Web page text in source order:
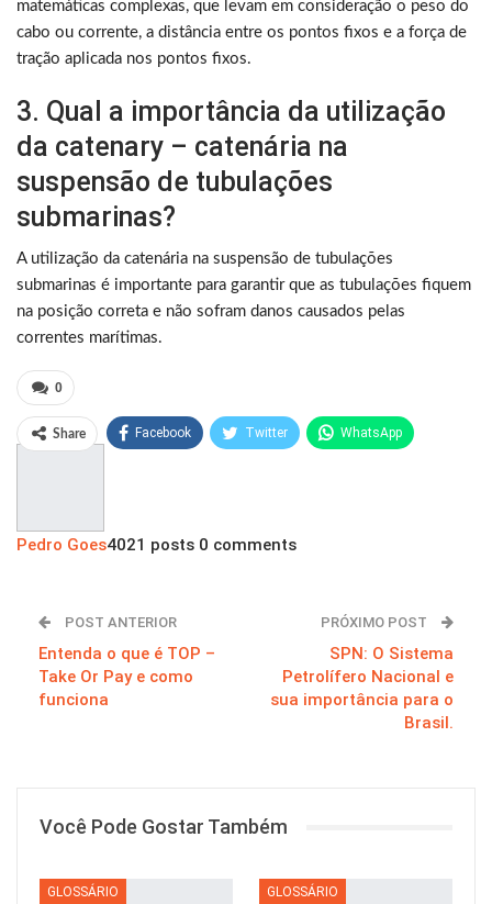
matemáticas complexas, que levam em consideração o peso do
cabo ou corrente, a distância entre os pontos fixos e a força de
tração aplicada nos pontos fixos.
3. Qual a importância da utilização
da catenary – catenária na
suspensão de tubulações
submarinas?
A utilização da catenária na suspensão de tubulações
submarinas é importante para garantir que as tubulações fiquem
na posição correta e não sofram danos causados pelas
correntes marítimas.
0
Share Facebook Twitter WhatsApp
Pedro Goes4021 posts 0 comments
POST ANTERIOR
Entenda o que é TOP –
Take Or Pay e como
funciona
PRÓXIMO POST
SPN: O Sistema
Petrolífero Nacional e
sua importância para o
Brasil.
Você Pode Gostar Também
GLOSSÁRIO GLOSSÁRIO